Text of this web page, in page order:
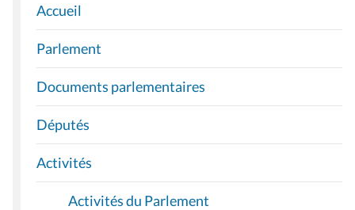
N
A
V
I
G
A
T
I
O
Accueil
Parlement
Documents parlementaires
Députés
Activités
Activités du Parlement